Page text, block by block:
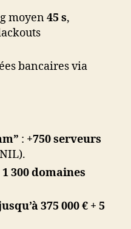
moyen45 s,
bancaires via
: +750 serveurs
1 300 domaines
375 000 € + 5